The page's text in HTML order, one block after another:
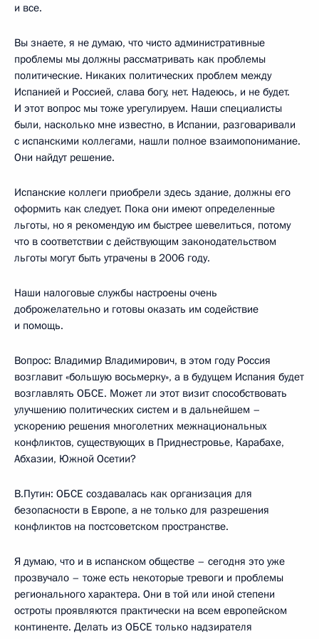
и все.
Вы знаете, я не думаю, что чисто административные
проблемы мы должны рассматривать как проблемы
политические. Никаких политических проблем между
Испанией и Россией, слава богу, нет. Надеюсь, и не будет.
И этот вопрос мы тоже урегулируем. Наши специалисты
были, насколько мне известно, в Испании, разговаривали
с испанскими коллегами, нашли полное взаимопонимание.
Они найдут решение.
Испанские коллеги приобрели здесь здание, должны его
оформить как следует. Пока они имеют определенные
льготы, но я рекомендую им быстрее шевелиться, потому
что в соответствии с действующим законодательством
льготы могут быть утрачены в 2006 году.
Наши налоговые службы настроены очень
доброжелательно и готовы оказать им содействие
и помощь.
Вопрос: Владимир Владимирович, в этом году Россия
возглавит «большую восьмерку», а в будущем Испания будет
возглавлять ОБСЕ. Может ли этот визит способствовать
улучшению политических систем и в дальнейшем –
ускорению решения многолетних межнациональных
конфликтов, существующих в Приднестровье, Карабахе,
Абхазии, Южной Осетии?
В.Путин: ОБСЕ создавалась как организация для
безопасности в Европе, а не только для разрешения
конфликтов на постсоветском пространстве.
Я думаю, что и в испанском обществе – сегодня это уже
прозвучало – тоже есть некоторые тревоги и проблемы
регионального характера. Они в той или иной степени
остроты проявляются практически на всем европейском
континенте. Делать из ОБСЕ только надзирателя